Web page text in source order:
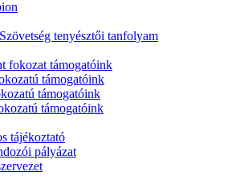
tenyésztői tanfolyam
fokozat támogatóink
támogatóink
támogatóink
támogatóink
tájékoztató
pályázat